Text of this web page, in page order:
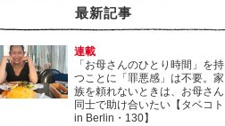
最新記事
連載
「お母さんのひとり時間」を持
つことに「罪悪感」は不要。家
族を頼れないときは、お母さん
同士で助け合いたい【タベコト
in Berlin・130】